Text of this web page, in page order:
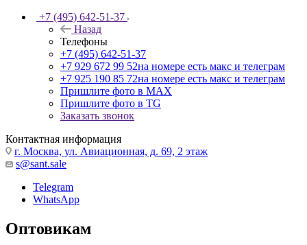
+7 (495) 642-51-37
Назад
Телефоны
+7 (495) 642-51-37
+7 929 672 99 52на номере есть макс и телеграм
+7 925 190 85 72на номере есть макс и телеграм
Пришлите фото в MAX
Пришлите фото в TG
Заказать звонок
Контактная информация
г. Москва, ул. Авиационная, д. 69, 2 этаж
s@sant.sale
Telegram
WhatsApp
Оптовикам